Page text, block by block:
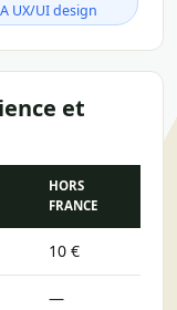
UX/UI design
et
HORS
FRANCE
10 €
—